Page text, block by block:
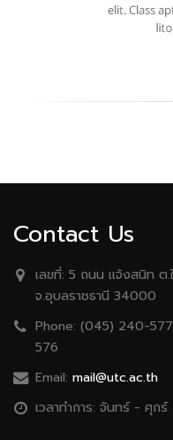
Contact Us
เลขที่: 5 ถนน เเจ้งสนิท ต
จ.อุบลราชธานี 34000
Phone: (045) 240-
576
Email: mail@utc.ac.th
เวลาทำการ: จันทร์ - ศุก